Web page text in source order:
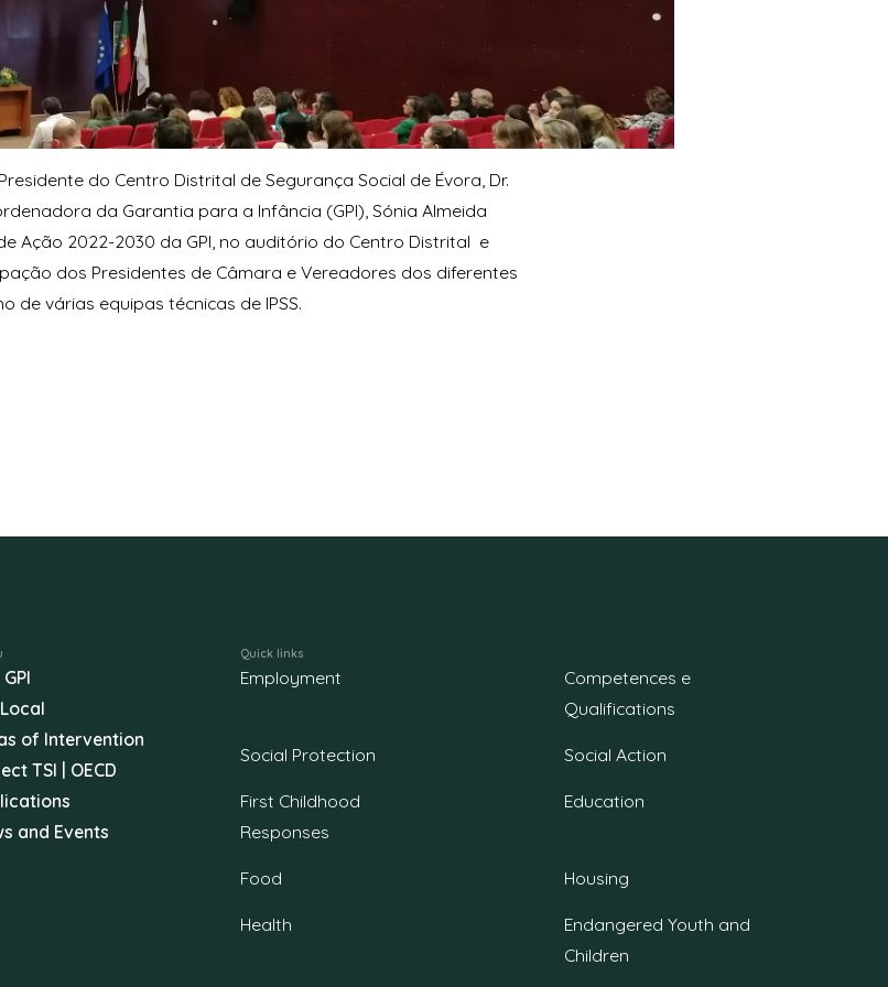
do Centro Distrital de Segurança Social de Évora, Dr.
da Garantia para a Infância (GPI), Sónia Almeida
Ação 2022-2030 da GPI, no auditório do Centro Distrital e
dos Presidentes de Câmara e Vereadores dos diferentes
de várias equipas técnicas de IPSS.
of Intervention
TSI | OECD
and Events
Quick links
Employment
Competences e
Qualifications
Social Protection Social Action
First Childhood
Responses
Education
Food Housing
Health
Endangered Youth and
Children